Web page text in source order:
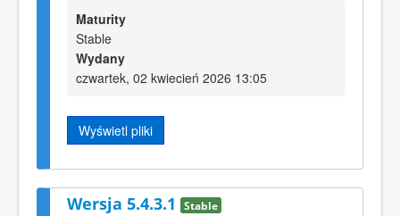
Maturity
Stable
Wydany
czwartek, 02 kwiecień 2026 13:05
Wyświetl pliki
Wersja 5.4.3.1 Stable